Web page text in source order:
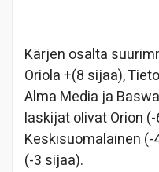
Kärjen osalta
Oriola +(8 sijaa),
Alma Media ja
laskijat olivat Orion
Keskisuomalainen
(-3 sijaa).